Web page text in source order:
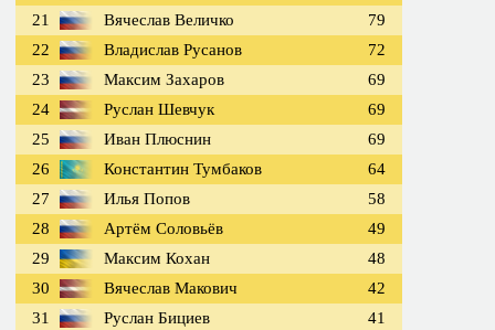
21
Вячеслав Величко
79
22
Владислав Русанов
72
23
Максим Захаров
69
24
Руслан Шевчук
69
25
Иван Плюснин
69
26
Константин Тумбаков
64
27
Илья Попов
58
28
Артём Соловьёв
49
29
Максим Кохан
48
30
Вячеслав Макович
42
31
Руслан Бициев 41